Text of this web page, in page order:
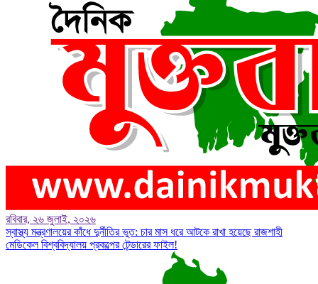
রবিবার, ২৬ জুলাই, ২০২৬
স্বাস্থ্য মন্ত্রণালয়ের কাঁধে দুর্নীতির ভুত: চার মাস ধরে আটকে রাখা হয়েছে রাজশাহী
মেডিকেল বিশ্ববিদ্যালয় প্রকল্পের টেন্ডারের ফাইল!